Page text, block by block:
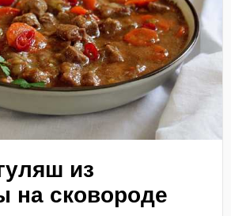
из
на сковороде